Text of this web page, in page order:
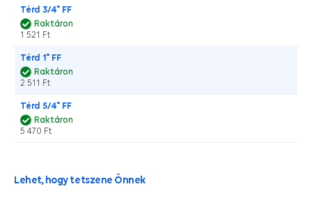
Térd 3/4" FF
Raktáron
1 521 Ft
Térd 1" FF
Raktáron
2 511 Ft
Térd 5/4" FF
Raktáron
5 470 Ft
Lehet, hogy tetszene Önnek